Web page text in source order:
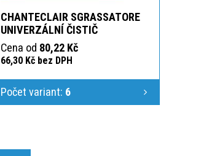
CHANTECLAIR SGRASSATORE
UNIVERZÁLNÍ ČISTIČ
Cena od 80,22 Kč
66,30 Kč bez DPH
Počet variant: 6